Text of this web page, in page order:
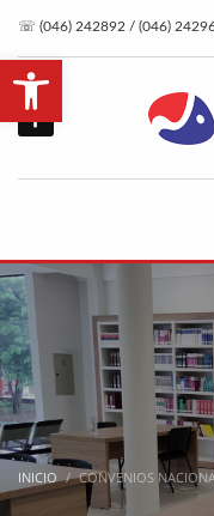
Abrir
☏ (046) 242892 / (046)
INICIO CONVENIOS